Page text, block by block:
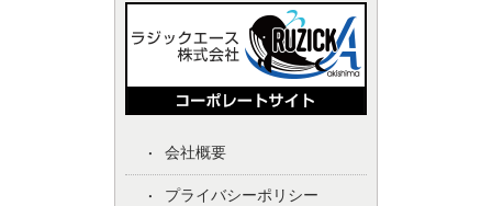
会社概要
プライバシーポリシー